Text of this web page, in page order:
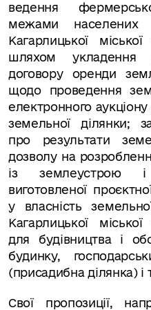
ведення
межами
Кагарлицької
міської
шляхом укладення
договору оренди
щодо проведення
електронного
земельної ділянки;
про результати
дозволу на
із землеустрою
виготовленої
у власність
Кагарлицької
міської
для будівництва і
будинку,
(присадибна ділянка) і
Свої пропозиції,